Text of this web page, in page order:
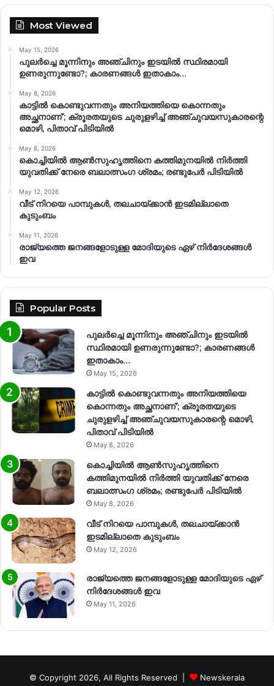
Most Viewed
May 15, 2026
പുലർച്ചെ മൂന്നിനും അഞ്ചിനും ഇടയിൽ സ്ഥിരമായി
ഉണരുന്നുണ്ടോ?; കാരണങ്ങള്‍ ഇതാകാം…
May 8, 2026
കാട്ടിൽ കൊണ്ടുവന്നതും അനിയത്തിയെ കൊന്നതും
അച്ഛനാണ്’; ക്രൂരതയുടെ ചുരുളഴിച്ച് അഞ്ചുവയസുകാരന്റെ
മൊഴി, പിതാവ് പിടിയിൽ
May 8, 2026
കൊച്ചിയിൽ ആൺസുഹൃത്തിനെ കത്തിമുനയിൽ നിർത്തി
യുവതിക്ക് നേരെ ബലാത്സംഗ​ ശ്രമം; രണ്ടുപേർ പിടിയിൽ
May 12, 2026
വീട് നിറയെ പാമ്പുകൾ, തലചായ്ക്കാൻ ഇടമില്ലാതെ
കുടുംബം
May 11, 2026
രാജ്യത്തെ ജനങ്ങളോടുള്ള മോദിയുടെ ഏഴ് നിര്‍ദേശങ്ങള്‍
ഇവ
Popular Posts
പുലർച്ചെ മൂന്നിനും അഞ്ചിനും ഇടയിൽ
സ്ഥിരമായി ഉണരുന്നുണ്ടോ?; കാരണങ്ങള്‍
ഇതാകാം…
May 15, 2026
കാട്ടിൽ കൊണ്ടുവന്നതും അനിയത്തിയെ
കൊന്നതും അച്ഛനാണ്’; ക്രൂരതയുടെ
ചുരുളഴിച്ച് അഞ്ചുവയസുകാരന്റെ മൊഴി,
പിതാവ് പിടിയിൽ
May 8, 2026
കൊച്ചിയിൽ ആൺസുഹൃത്തിനെ
കത്തിമുനയിൽ നിർത്തി യുവതിക്ക് നേരെ
ബലാത്സംഗ​ ശ്രമം; രണ്ടുപേർ പിടിയിൽ
May 8, 2026
വീട് നിറയെ പാമ്പുകൾ, തലചായ്ക്കാൻ
ഇടമില്ലാതെ കുടുംബം
May 12, 2026
രാജ്യത്തെ ജനങ്ങളോടുള്ള മോദിയുടെ ഏഴ്
നിര്‍ദേശങ്ങള്‍ ഇവ
May 11, 2026
© Copyright 2026, All Rights Reserved | Newskerala